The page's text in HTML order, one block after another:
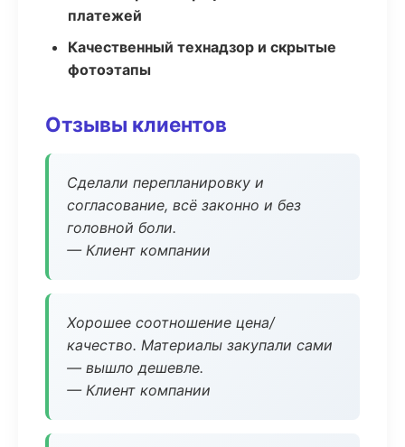
платежей
Качественный технадзор и скрытые
фотоэтапы
Отзывы клиентов
Сделали перепланировку и
согласование, всё законно и без
головной боли.
— Клиент компании
Хорошее соотношение цена/
качество. Материалы закупали сами
— вышло дешевле.
— Клиент компании